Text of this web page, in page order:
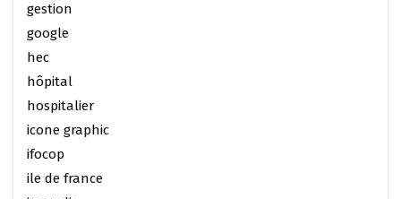
gestion
google
hec
hôpital
hospitalier
icone graphic
ifocop
ile de france